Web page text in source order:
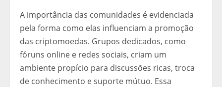
A importância das comunidades é evidenciada
pela forma como elas influenciam a promoção
das criptomoedas. Grupos dedicados, como
fóruns online e redes sociais, criam um
ambiente propício para discussões ricas, troca
de conhecimento e suporte mútuo. Essa